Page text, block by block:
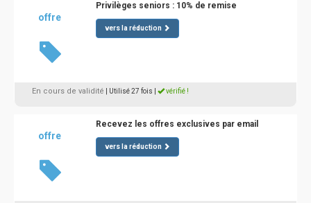
offre
Privilèges seniors : 10% de remise
vers la réduction
En cours de validité | Utilisé 27 fois vérifié !
offre
Recevez les offres exclusives par email
vers la réduction